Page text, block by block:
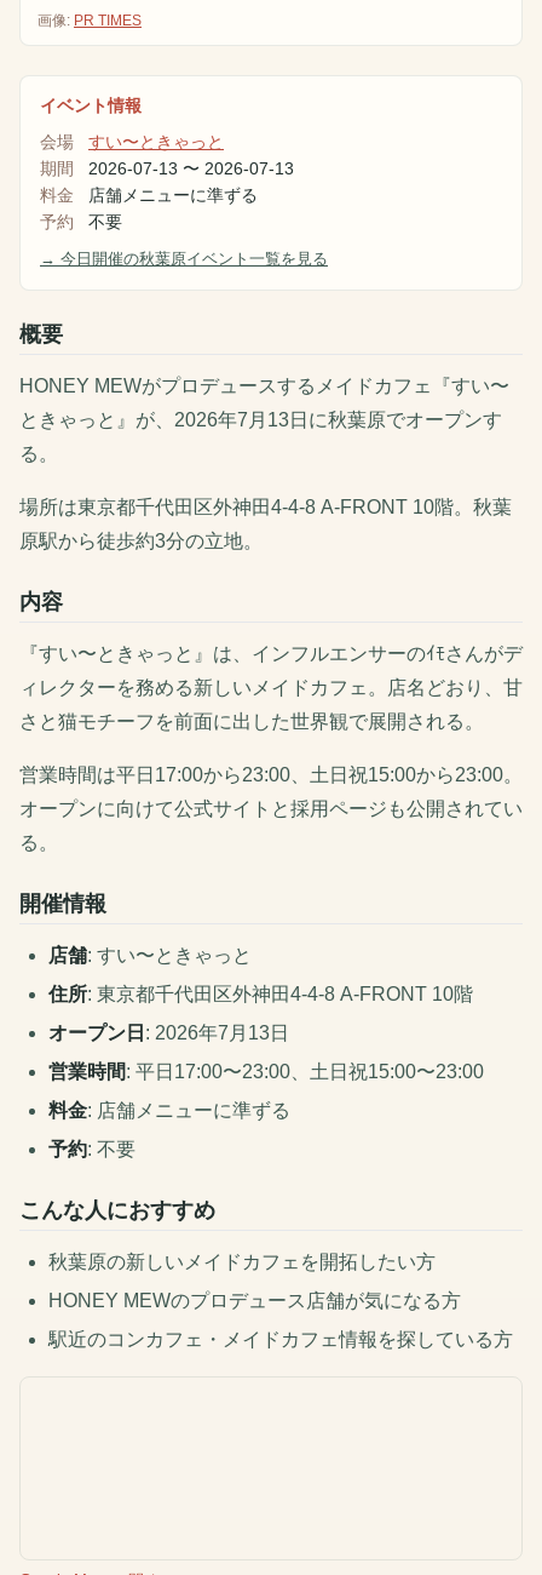
画像: PR TIMES
イベント情報
会場
すい〜ときゃっと
期間
2026-07-13 〜 2026-07-13
料金
店舗メニューに準ずる
予約
不要
→ 今日開催の秋葉原イベント一覧を見る
概要
HONEY MEWがプロデュースするメイドカフェ『すい〜
ときゃっと』が、2026年7月13日に秋葉原でオープンす
る。
場所は東京都千代田区外神田4-4-8 A-FRONT 10階。秋葉
原駅から徒歩約3分の立地。
内容
『すい〜ときゃっと』は、インフルエンサーのｲﾓさんがデ
ィレクターを務める新しいメイドカフェ。店名どおり、甘
さと猫モチーフを前面に出した世界観で展開される。
営業時間は平日17:00から23:00、土日祝15:00から23:00。
オープンに向けて公式サイトと採用ページも公開されてい
る。
開催情報
店舗: すい〜ときゃっと
住所: 東京都千代田区外神田4-4-8 A-FRONT 10階
オープン日 : 2026年7月13日
営業時間: 平日17:00〜23:00、土日祝15:00〜23:00
料金: 店舗メニューに準ずる
予約: 不要
こんな人におすすめ
秋葉原の新しいメイドカフェを開拓したい方
HONEY MEWのプロデュース店舗が気になる方
駅近のコンカフェ・メイドカフェ情報を探している方